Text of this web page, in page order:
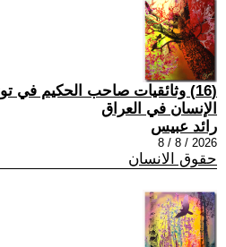
(16) وثائقيات صاحب الحكيم في
الإنسان في العراق
رائد عبيس
2026 / 8 / 8
حقوق الانسان